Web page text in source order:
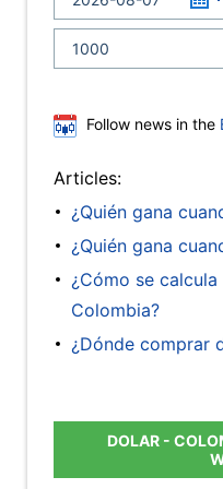
Follow news in the
Articles:
¿Quién gana
¿Quién gana
¿Cómo se
Colombia?
¿Dónde comprar
DOLAR -